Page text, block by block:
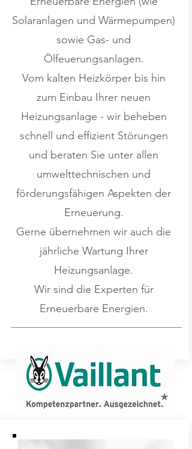
Solaranlagen und Wärmepumpen)
sowie Gas- und
Ölfeuerungsanlagen.
Vom kalten Heizkörper bis hin
zum Einbau Ihrer neuen
Heizungsanlage - wir beheben
schnell und effizient Störungen
und beraten Sie unter allen
umwelttechnischen und
förderungsfähigen Aspekten der
Erneuerung.
Gerne übernehmen wir auch die
jährliche Wartung Ihrer
Heizungsanlage.
Wir sind die Experten für
Erneuerbare Energien.